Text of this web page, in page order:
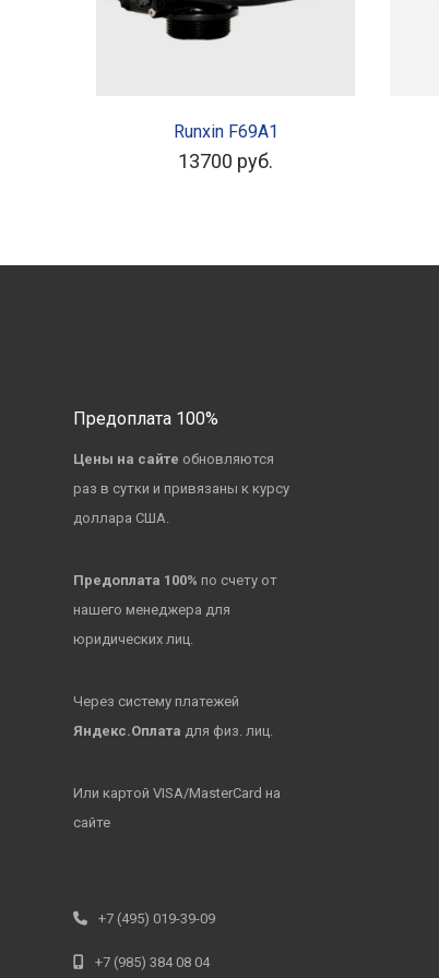
Runxin F69A1
13700 руб.
Предоплата 100%
Цены на сайте обновляются
раз в сутки и привязаны к курсу
доллара США.
Предоплата 100% по счету от
нашего менеджера для
юридических лиц.
Через систему платежей
Яндекс.Оплата для физ. лиц.
Или картой VISA/MasterCard на
сайте
+7 (495) 019-39-09
+7 (985) 384 08 04